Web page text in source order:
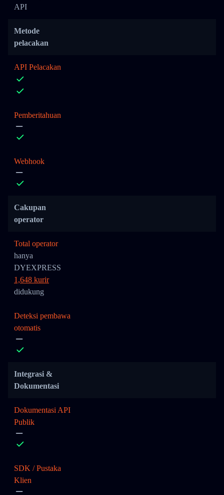
API
Metode
pelacakan
API Pelacakan
Pemberitahuan
Webhook
Cakupan
operator
Total operator
hanya
DYEXPRESS
1,648 kurir
didukung
Deteksi pembawa
otomatis
Integrasi &
Dokumentasi
Dokumentasi API
Publik
SDK / Pustaka
Klien